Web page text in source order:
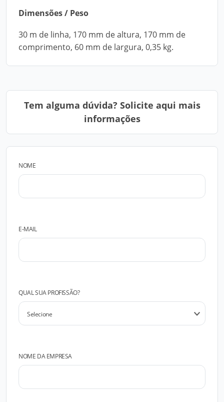
Dimensões / Peso
30 m de linha, 170 mm de altura, 170 mm de
comprimento, 60 mm de largura, 0,35 kg.
Tem alguma dúvida? Solicite aqui mais
informações
NOME
E-MAIL
QUAL SUA PROFISSÃO?
NOME DA EMPRESA